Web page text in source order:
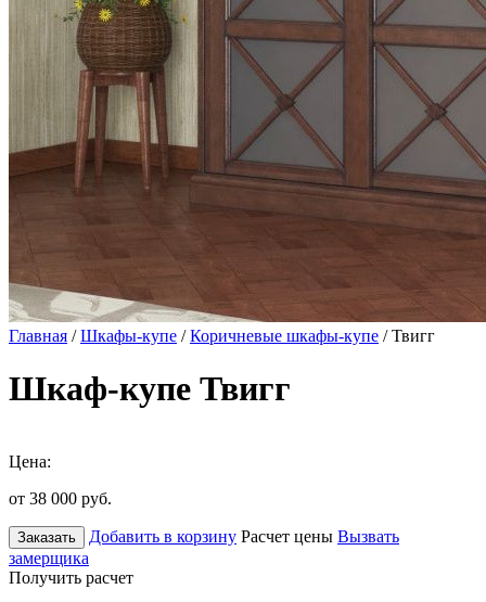
Главная /Шкафы-купе /Коричневые шкафы-купе / Твигг
Шкаф-купе Твигг
Цена:
от 38 000 руб.
Заказать Добавить в корзину Расчет цены Вызвать
замерщика
Получить расчет